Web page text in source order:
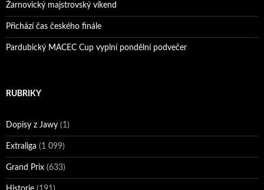
Žarnovický majstrovský víkend
Přichází čas českého finále
Pardubický MACEC Cup vyplní pondělní podvečer
RUBRIKY
Dopisy z Jawy (1)
Extraliga (1 099)
Grand Prix (633)